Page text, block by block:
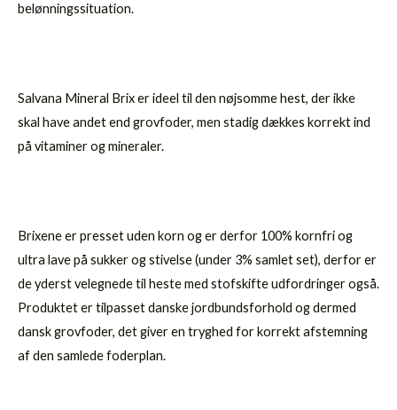
belønningssituation.
Salvana Mineral Brix er ideel til den nøjsomme hest, der ikke
skal have andet end grovfoder, men stadig dækkes korrekt ind
på vitaminer og mineraler.
Brixene er presset uden korn og er derfor 100% kornfri og
ultra lave på sukker og stivelse (under 3% samlet set), derfor er
de yderst velegnede til heste med stofskifte udfordringer også.
Produktet er tilpasset danske jordbundsforhold og dermed
dansk grovfoder, det giver en tryghed for korrekt afstemning
af den samlede foderplan.